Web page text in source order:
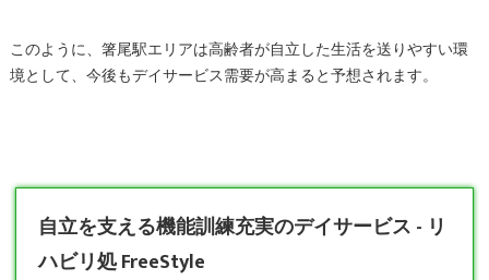
このように、箸尾駅エリアは高齢者が自立した生活を送りやすい環
境として、今後もデイサービス需要が高まると予想されます。
自立を支える機能訓練充実のデイサービス - リ
ハビリ処 FreeStyle